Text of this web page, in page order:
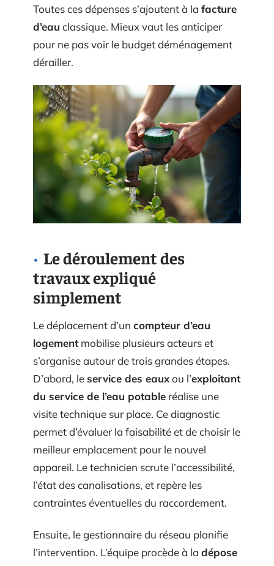
Toutes ces dépenses s’ajoutent à la facture
d’eau classique. Mieux vaut les anticiper
pour ne pas voir le budget déménagement
dérailler.
Le déroulement des
travaux expliqué
simplement
Le déplacement d’un compteur d’eau
logementmobilise plusieurs acteurs et
s’organise autour de trois grandes étapes.
D’abord, leservice des eauxou l’exploitant
du service de l’eau potable réalise une
visite technique sur place. Ce diagnostic
permet d’évaluer la faisabilité et de choisir le
meilleur emplacement pour le nouvel
appareil. Le technicien scrute l’accessibilité,
l’état des canalisations, et repère les
contraintes éventuelles du raccordement.
Ensuite, le gestionnaire du réseau planifie
l’intervention. L’équipe procède à la dépose